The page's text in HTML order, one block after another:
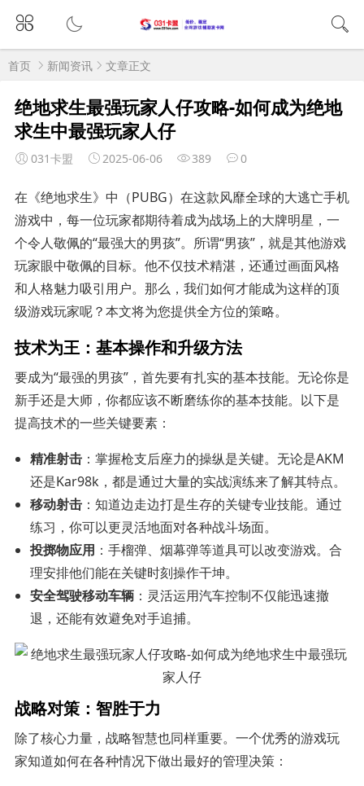
首页 新闻资讯 文章正文
绝地求生最强玩家人仔攻略-如何成为绝地
求生中最强玩家人仔
031卡盟 2025-06-06 389 0
在《绝地求生》中（PUBG）在这款风靡全球的大逃亡手机
游戏中，每一位玩家都期待着成为战场上的大牌明星，一
个令人敬佩的“最强大的男孩”。所谓“男孩”，就是其他游戏
玩家眼中敬佩的目标。他不仅技术精湛，还通过画面风格
和人格魅力吸引用户。那么，我们如何才能成为这样的顶
级游戏玩家呢？本文将为您提供全方位的策略。
技术为王：基本操作和升级方法
要成为“最强的男孩”，首先要有扎实的基本技能。无论你是
新手还是大师，你都应该不断磨练你的基本技能。以下是
提高技术的一些关键要素：
精准射击 ：掌握枪支后座力的操纵是关键。无论是AKM
还是Kar98k，都是通过大量的实战演练来了解其特点。
移动射击 ：知道边走边打是生存的关键专业技能。通过
练习，你可以更灵活地面对各种战斗场面。
投掷物应用 ：手榴弹、烟幕弹等道具可以改变游戏。合
理安排他们能在关键时刻操作干坤。
安全驾驶移动车辆 ：灵活运用汽车控制不仅能迅速撤
退，还能有效避免对手追捕。
战略对策：智胜于力
除了核心力量，战略智慧也同样重要。一个优秀的游戏玩
家知道如何在各种情况下做出最好的管理决策：